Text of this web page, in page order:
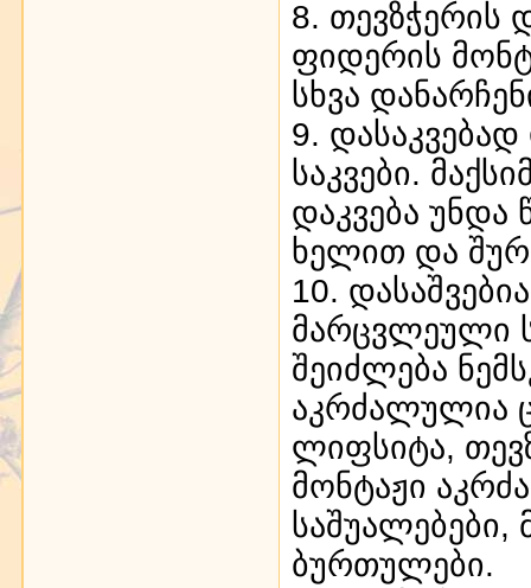
8.
ფიდერის
სხვა
9. დასაკვებად
საკვები.
დაკვება
ხელით და
10.
მარცვლეული
შეიძლება
აკრძალულია
ლიფსიტა,
მონტაჟი
ბურთულები.